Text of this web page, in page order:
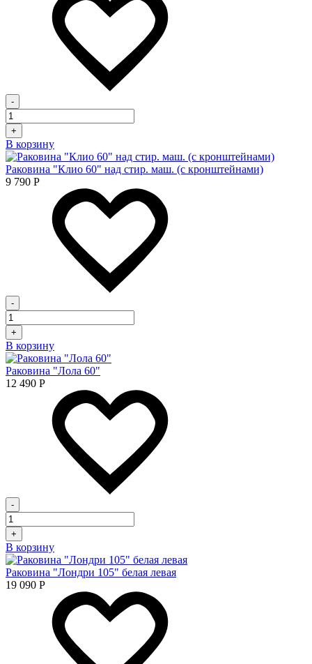
-
+
В корзину
Раковина "Клио 60" над стир. маш. (с кронштейнами)
9 790 Р
-
+
В корзину
Раковина "Лола 60"
12 490 Р
-
+
В корзину
Раковина "Лондри 105" белая левая
19 090 Р